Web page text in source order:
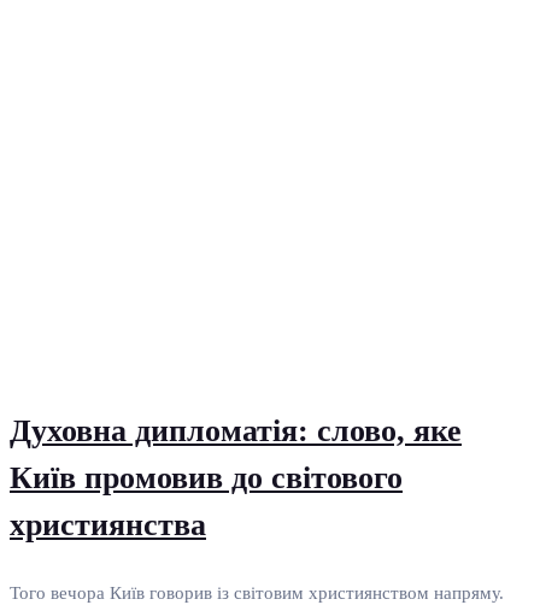
Духовна дипломатія: слово, яке
Київ промовив до світового
християнства
Того вечора Київ говорив із світовим християнством напряму.